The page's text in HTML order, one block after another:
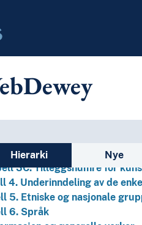
i
Hierarki Nye
Generell forminndeling
3B. Underinndeling av
3C. Tilleggsnumre for
4. Underinndeling av de
5. Etniske og nasjonale
6. Språk